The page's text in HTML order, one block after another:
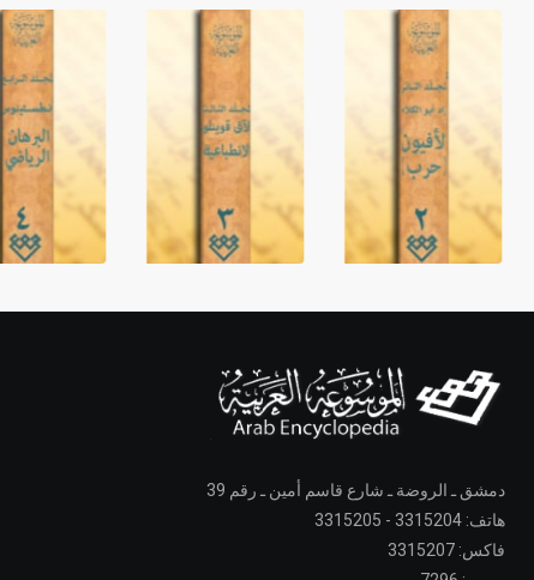
دمشق ـ الروضة ـ شارع قاسم أمين ـ رقم 39
هاتف: 3315204 - 3315205
فاكس: 3315207